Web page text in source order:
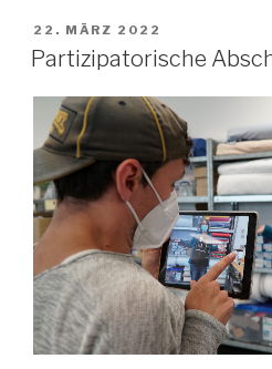
VERÖFFENTLICHT
AM
22. MÄRZ 2022
Partizipatorische